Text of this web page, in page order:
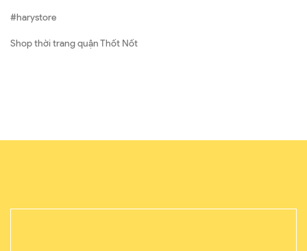
#harystore
Shop thời trang quận Thốt Nốt